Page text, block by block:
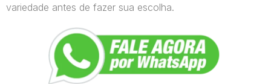
variedade antes de fazer sua escolha.